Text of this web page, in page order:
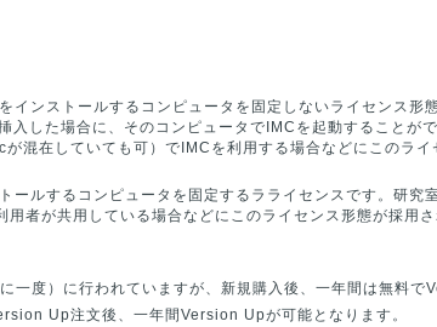
インストールするコンピュータを固定しないライセンス形
入した場合に、そのコンピュータでIMCを起動することが
混在していても可）でIMCを利用する場合などにこのラ
ールするコンピュータを固定するラライセンスです。研究
者が共用している場合などにこのライセンス形態が採用
一度）に行われていますが、新規購入後、一年間は無料
Up注文後、一年間Version Upが可能となります。